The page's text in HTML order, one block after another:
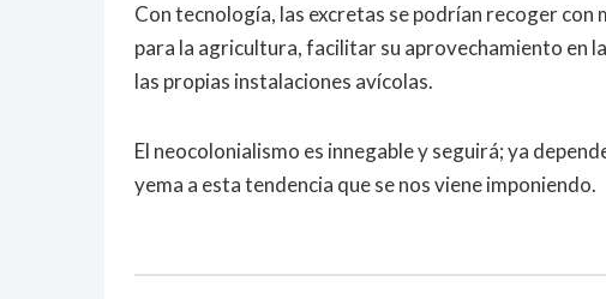
Con tecnología, las excretas se podrían recoger con
para la agricultura, facilitar su aprovechamiento en
las propias instalaciones avícolas.
El neocolonialismo es innegable y seguirá; ya
yema a esta tendencia que se nos viene imponiendo.